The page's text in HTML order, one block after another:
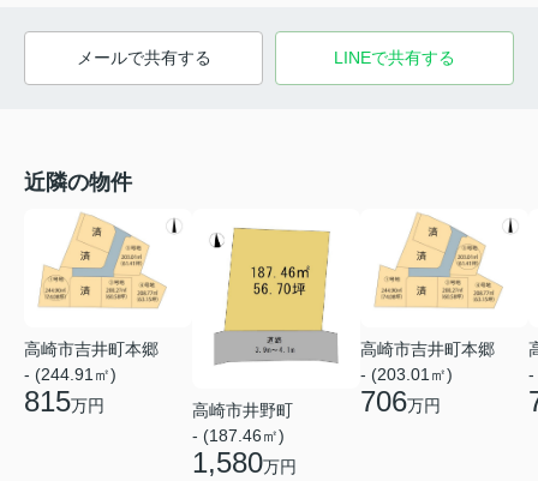
メールで共有する LINEで共有する
近隣の物件
高崎市吉井町本郷
- (244.91㎡)
815万円
高崎市井野町
- (187.46㎡)
1,580万円
高崎市吉井町本郷
- (203.01㎡)
706万円
-